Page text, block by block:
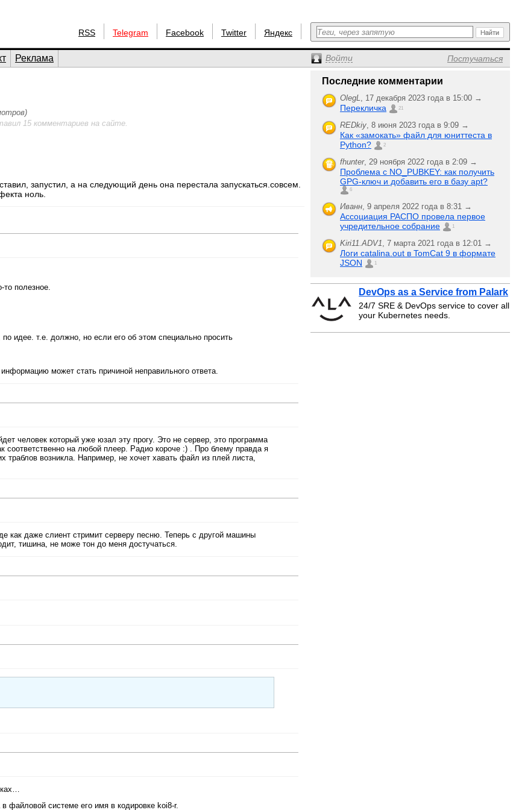
RSS Telegram Facebook Twitter Яндекс
Реклама Войти Постучаться
15 комментариев на сайте.
запустил, а на следующий день она перестала запускаться.совсем.
ноль.
полезное.
идее. т.е. должно, но если его об этом специально просить
может стать причиной неправильного ответа.
человек который уже юзал эту прогу. Это не сервер, это программа
соответственно на любой плеер. Радио короче :) . Про блему правда я
возникла. Например, не хочет хавать файл из плей листа,
как даже слиент стримит серверу песню. Теперь с другой машины
тишина, не може тон до меня достучаться.
файловой системе его имя в кодировке koi8-r.
Последние комментарии
OlegL, 17 декабря 2023 года в 15:00 →
Перекличка 21
REDkiy, 8 июня 2023 года в 9:09 →
Как «замокать» файл для юниттеста в
Python?
2
fhunter, 29 ноября 2022 года в 2:09 →
Проблема с NO_PUBKEY: как получить
GPG-ключ и добавить его в базу apt?
6
Иванн, 9 апреля 2022 года в 8:31 →
Ассоциация РАСПО провела первое
учредительное собрание
1
Kiri11.ADV1, 7 марта 2021 года в 12:01 →
Логи catalina.out в TomCat 9 в формате
JSON
1
DevOps as a Service from Palark
24/7 SRE & DevOps service to cover all
your Kubernetes needs.